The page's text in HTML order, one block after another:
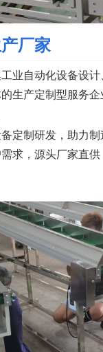
厂家
业自动化设备设
生产定制型服务
定制研发，助力
求，源头厂家直